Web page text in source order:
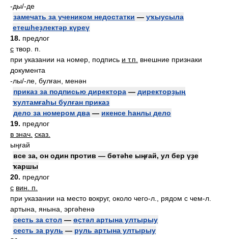
-ды/-де
замечать за учеником недостатки — уҡыусыла
етешһеҙлектәр күреү
18. предлог
с твор. п.
при указании на номер, подпись и т.п.
внешние признаки
документа
-лы/-ле, булған, менән
приказ за подписью директора — директорҙың
ҡултамғаһы булған приказ
дело за номером два — икенсе һанлы дело
19. предлог
в знач. сказ.
ыңғай
все за, он один против — бөтәһе ыңғай, ул бер үҙе
ҡаршы
20. предлог
с вин. п.
при указании на место вокруг, около чего-л., рядом с чем-л.
артына, янына, эргәһенә
сесть за стол — өҫтәл артына ултырыу
сесть за руль — руль артына ултырыу